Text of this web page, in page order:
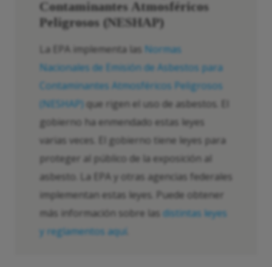
Contaminantes Atmosféricos
Peligrosos (NESHAP)
La EPA implementa las Normas
Nacionales de Emisión de Asbestos para
Contaminantes Atmosféricos Peligrosos
(NESHAP) que rigen el uso de asbestos. El
gobierno ha enmendado estas leyes
varias veces. El gobierno tiene leyes para
proteger al público de la exposición al
asbesto. La EPA y otras agencias federales
implementan estas leyes. Puede obtener
más información sobre las distintas leyes
y reglamentos aquí